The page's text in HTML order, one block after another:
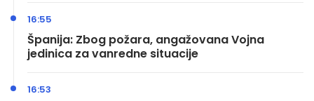
Španija: Zbog požara, angažovana Vojna
jedinica za vanredne situacije
16:55
16:53